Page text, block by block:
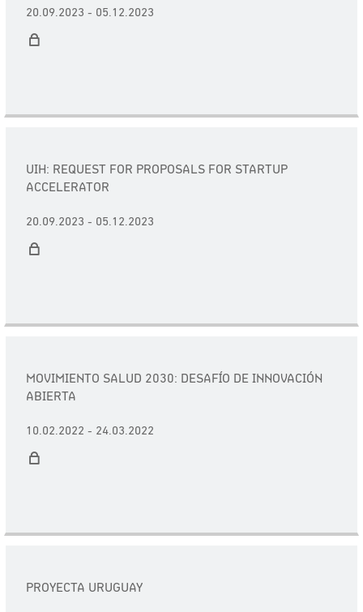
20.09.2023 - 05.12.2023
UIH: REQUEST FOR PROPOSALS FOR STARTUP
ACCELERATOR
20.09.2023 - 05.12.2023
MOVIMIENTO SALUD 2030: DESAFÍO DE INNOVACIÓN
ABIERTA
10.02.2022 - 24.03.2022
PROYECTA URUGUAY